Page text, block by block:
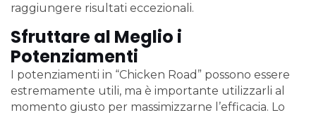
raggiungere risultati eccezionali.
Sfruttare al Meglio i
Potenziamenti
I potenziamenti in “Chicken Road” possono essere
estremamente utili, ma è importante utilizzarli al
momento giusto per massimizzarne l’efficacia. Lo